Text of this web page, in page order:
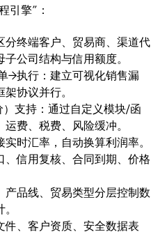
引擎”：
分终端客户、贸易商、渠道代
公司结构与信用额度。
→执行：建立可视化销售漏
协议并行。
支持：通过自定义模块/函
费、税费、风险缓冲。
时汇率，自动换算利润率。
、信用复核、合同到期、价格
产品线、贸易类型分层控制数
件、客户资质、安全数据表